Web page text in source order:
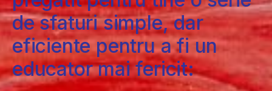
de sfaturi simple, dar
eficiente pentru a fi un
educator mai fericit: